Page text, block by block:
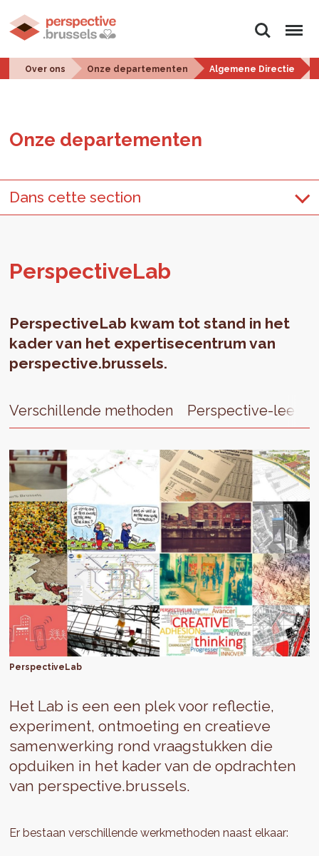
Zoeken Menu
Over ons Onze departementen Algemene Directie
Onze de­par­te­men­ten
Dans cette section
Per­spec­ti­ve­Lab
PerspectiveLab kwam tot stand in het
kader van het expertisecentrum van
perspective.brussels.
Verschillende methoden Perspective-
PerspectiveLab
Het Lab is een een plek voor reflectie,
experiment, ontmoeting en creatieve
samenwerking rond vraagstukken die
opduiken in het kader van de opdrachten
van perspective.brussels.
Er bestaan verschillende werkmethoden naast elkaar: